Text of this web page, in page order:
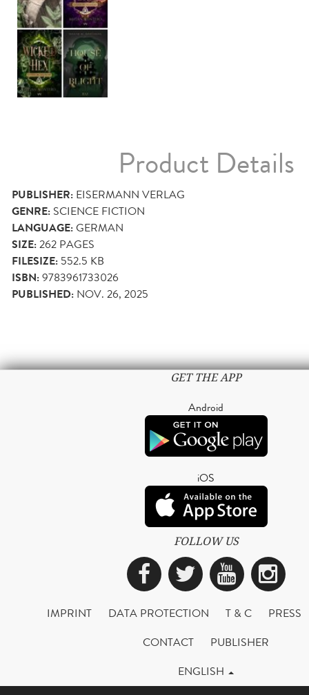
Product Details
PUBLISHER: EISERMANN VERLAG
GENRE: SCIENCE FICTION
LANGUAGE:GERMAN
SIZE:262 PAGES
FILESIZE: 552.5 KB
ISBN:9783961733026
PUBLISHED: NOV. 26, 2025
GET THE APP
Android
iOS
FOLLOW US
Facebook
Twitter
IMPRINT DATA PROTECTION T & C
PRESS
CONTACT
PUBLISHER
ENGLISH